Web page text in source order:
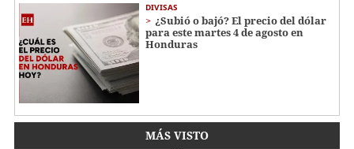
DIVISAS
¿Subió o bajó? El precio del dólar
para este martes 4 de agosto en
Honduras
MÁS VISTO